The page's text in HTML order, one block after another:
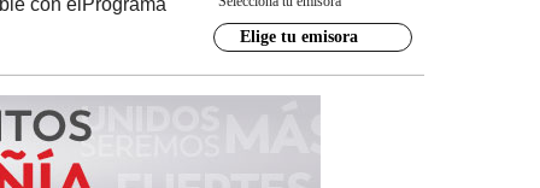
Elige tu emisora